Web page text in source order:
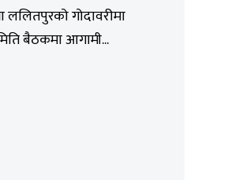
ललितपुरको गोदावरीमा
बैठकमा आगामी...